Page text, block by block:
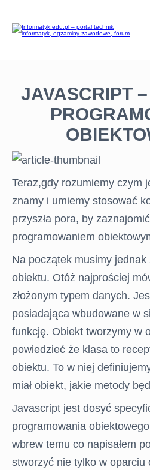
JAVASCRIPT
Teraz,gdy rozumiemy czym
znamy i umiemy stosować
przyszła pora, by
programowaniem
Na początek musimy
obiektu. Otóż najprościej
złożonym typem danych.
posiadająca wbudowane w
funkcję. Obiekt tworzymy w
powiedzieć że klasa to
obiektu. To w niej
miał obiekt, jakie metody
Javascript jest dosyć
programowania
wbrew temu co napisałem
stworzyć nie tylko w oparciu